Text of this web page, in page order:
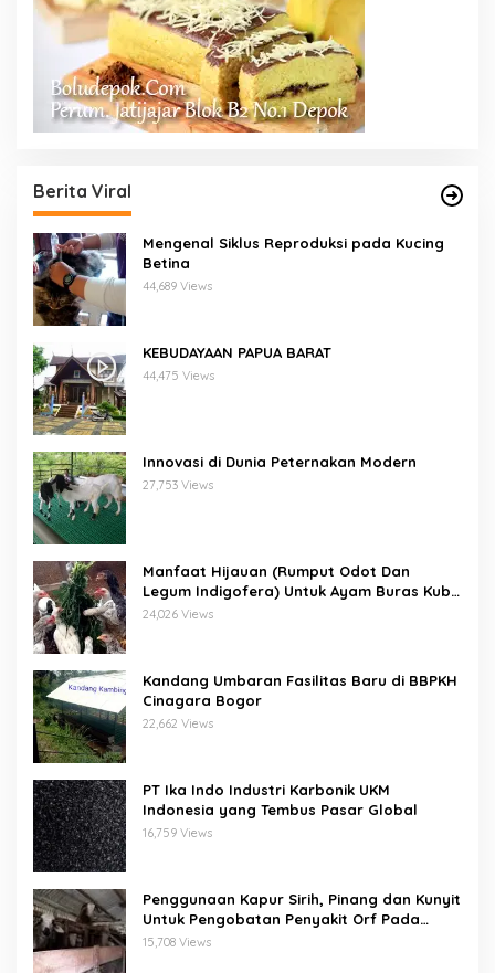
Berita Viral
Mengenal Siklus Reproduksi pada Kucing
Betina
44,689 Views
KEBUDAYAAN PAPUA BARAT
44,475 Views
Innovasi di Dunia Peternakan Modern
27,753 Views
Manfaat Hijauan (Rumput Odot Dan
Legum Indigofera) Untuk Ayam Buras Kub
Dan Sensi
24,026 Views
Kandang Umbaran Fasilitas Baru di BBPKH
Cinagara Bogor
22,662 Views
PT Ika Indo Industri Karbonik UKM
Indonesia yang Tembus Pasar Global
16,759 Views
Penggunaan Kapur Sirih, Pinang dan Kunyit
Untuk Pengobatan Penyakit Orf Pada
Domba/Kambing
15,708 Views